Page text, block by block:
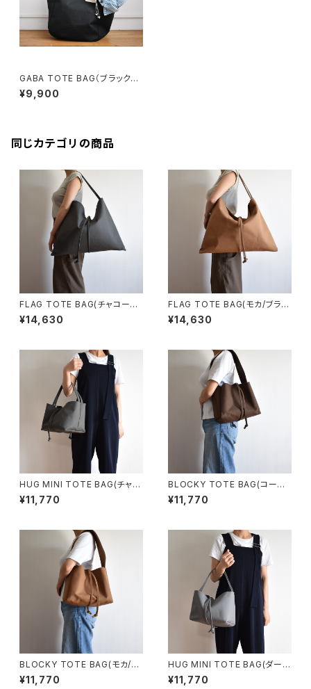
GABA TOTE BAG（ブラック×
キナリ）
¥9,900
同じカテゴリの商品
FLAG TOTE BAG(チャコール/
グレー)
¥14,630
FLAG TOTE BAG(モカ/ブラウ
ン)
¥14,630
HUG MINI TOTE BAG(チャコ
ール/グレー)
¥11,770
BLOCKY TOTE BAG(コーヒ
ー/ブラウン)
¥11,770
BLOCKY TOTE BAG(モカ/ブ
ラウン)
¥11,770
HUG MINI TOTE BAG(ダーク
グレー)
¥11,770